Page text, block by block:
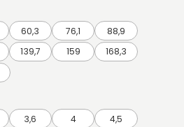
60,3 76,1
88,9
139,7 159
168,3
3,6 4
4,5